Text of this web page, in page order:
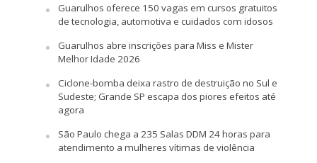
Guarulhos oferece 150 vagas em cursos gratuitos
de tecnologia, automotiva e cuidados com idosos
Guarulhos abre inscrições para Miss e Mister
Melhor Idade 2026
Ciclone-bomba deixa rastro de destruição no Sul e
Sudeste; Grande SP escapa dos piores efeitos até
agora
São Paulo chega a 235 Salas DDM 24 horas para
atendimento a mulheres vítimas de violência